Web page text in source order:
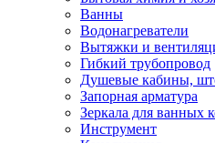
Ванны
Водонагреватели
Вытяжки и
Гибкий трубопровод
Душевые кабины,
Запорная арматура
Зеркала для ванных
Инструмент